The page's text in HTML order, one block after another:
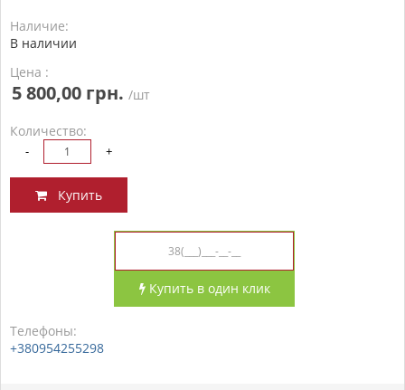
Наличие:
В наличии
Цена :
5 800,00 грн. /шт
Количество:
- +
Купить
Купить в один клик
Телефоны:
+380954255298